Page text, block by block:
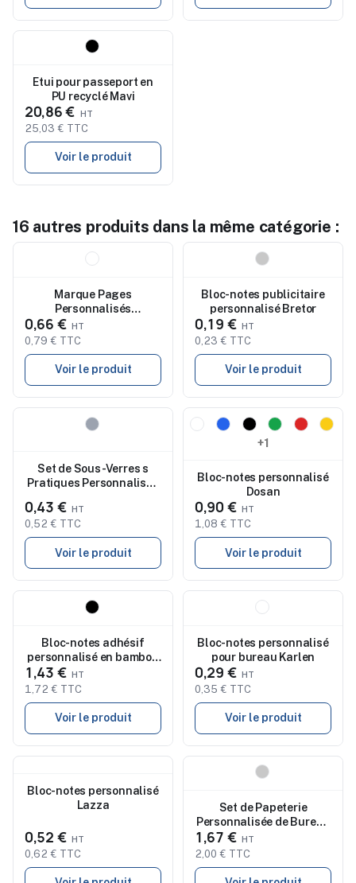
Etui pour passeport en
PU recyclé Mavi
20,86 €
25,03 € TTC
Voir le produit
16 autres produits dans la même catégorie :
Marque Pages
Personnalisés
Ensemencés Kich
0,66 €
0,79 € TTC
Voir le produit
Bloc-notes publicitaire
personnalisé Bretor
0,19 €
0,23 € TTC
Voir le produit
Set de Sous-Verres s
Pratiques Personnalisés
0,43 €
0,52 € TTC
Voir le produit
Nouveau
+1
Bloc-notes personnalisé
Dosan
0,90 €
1,08 € TTC
Voir le produit
Bloc-notes adhésif
personnalisé en bambou
VISIONBAM
1,43 €
1,72 € TTC
Voir le produit
Bloc-notes personnalisé
pour bureau Karlen
0,29 €
0,35 € TTC
Voir le produit
Bloc-notes personnalisé
Lazza
0,52 €
0,62 € TTC
Set de Papeterie
Personnalisée de Bureau
Alisio pas cher
1,67 €
2,00 € TTC